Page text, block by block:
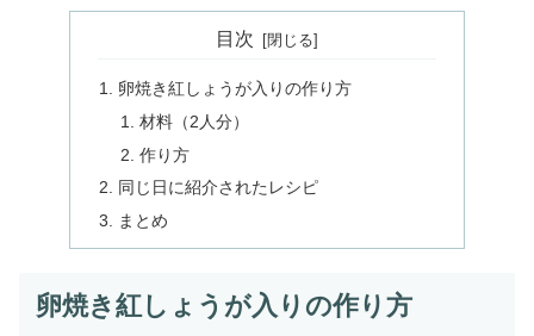
目次
卵焼き紅しょうが入りの作り方
材料（2人分）
作り方
同じ日に紹介されたレシピ
まとめ
卵焼き紅しょうが入りの作り方